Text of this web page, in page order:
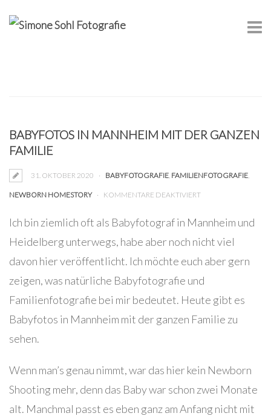
BABYFOTOS IN MANNHEIM MIT DER GANZEN
FAMILIE
31. OKTOBER 2020 BABYFOTOGRAFIE, FAMILIENFOTOGRAFIE,
NEWBORN HOMESTORY KOMMENTARE DEAKTIVIERTFÜR
Ich bin ziemlich oft als Babyfotograf in Mannheim und
Heidelberg unterwegs, habe aber noch nicht viel
davon hier veröffentlicht. Ich möchte euch aber gern
zeigen, was natürliche Babyfotografie und
Familienfotografie bei mir bedeutet. Heute gibt es
Babyfotos in Mannheim mit der ganzen Familie zu
sehen.
Wenn man’s genau nimmt, war das hier kein Newborn
Shooting mehr, denn das Baby war schon zwei Monate
alt. Manchmal passt es eben ganz am Anfang nicht mit